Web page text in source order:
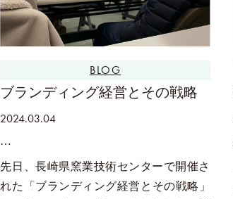
BLOG
ブランディング経営とその戦略
2024.03.04
先日、長崎県窯業技術センターで開催さ
れた「ブランディング経営とその戦略」